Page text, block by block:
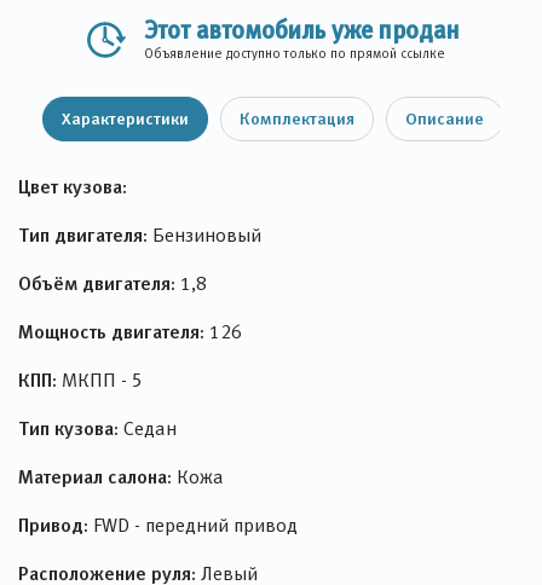
Этот автомобиль уже продан
Объявление доступно только по прямой ссылке
Характеристики Комплектация Описание
Цвет кузова:
Тип двигателя: Бензиновый
Объём двигателя: 1,8
Мощность двигателя: 126
КПП: МКПП - 5
Тип кузова: Седан
Материал салона: Кожа
Привод: FWD - передний привод
Расположение руля: Левый